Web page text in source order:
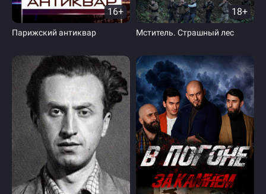
16+
Парижский антиквар
18+
Мститель. Страшный лес